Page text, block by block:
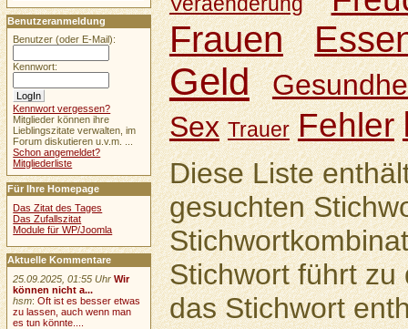
Frauen
Geld
Sex Trauer Fehler
Diese Liste
gesuchten
Stichwort führt zu
das Stichwort
Benutzeranmeldung
Benutzer (oder E-Mail):
Kennwort:
Kennwort vergessen?
Mitglieder können ihre
Lieblingszitate verwalten, im
Forum diskutieren u.v.m. ...
Schon angemeldet?
Mitgliederliste
Für Ihre Homepage
Das Zitat des Tages
Das Zufallszitat
Module für WP/Joomla
Aktuelle Kommentare
25.09.2025, 01:55 Uhr Wir
können nicht a...
hsm:Oft ist es besser etwas
zu lassen, auch wenn man
es tun könnte....